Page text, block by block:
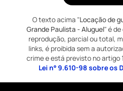
O texto acima "Locação de
Grande Paulista - Aluguel" é
reprodução, parcial ou total,
links, é proibida sem a
crime e está previsto no artigo
Lei n° 9.610-98 sobre os